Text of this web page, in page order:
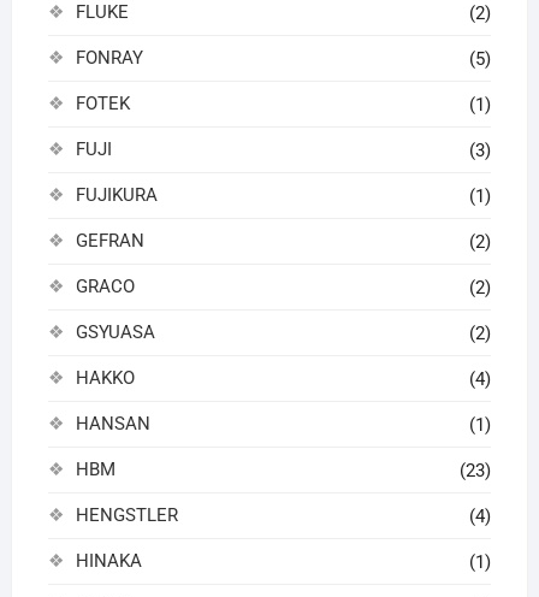
FLUKE (2)
FONRAY (5)
FOTEK (1)
FUJI (3)
FUJIKURA (1)
GEFRAN (2)
GRACO (2)
GSYUASA (2)
HAKKO (4)
HANSAN (1)
HBM (23)
HENGSTLER (4)
HINAKA (1)